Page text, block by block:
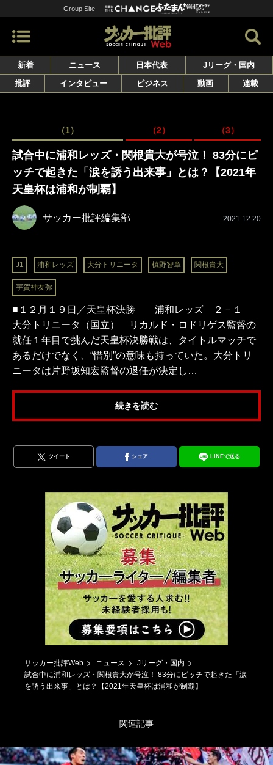
Group Site
新着 ニュース 日本代表
Jリーグ・国内
批評
インタビュー ビジネス 動画 連載
（1） （2） （3）
試合中に浦和レッズ・関根貴大が号泣！ 83分にピ
ッチで起きた「涙を誘う出来事」とは？【2021年
天皇杯は浦和が制覇】
サッカー批評編集部 2021.12.20
J1 浦和レッズ 大分トリニータ 槙野智章 関根貴大
宇賀神友弥
■１２月１９日／天皇杯決勝 浦和レッズ ２－１
大分トリニータ（国立） リカルド・ロドリゲス監督の
就任１年目で挑んだ天皇杯決勝戦は、タイトルマッチで
あるだけでなく、“惜別”の意味も持っていた。大分トリ
ニータは片野坂知宏監督の退任が決定し…
続きを読む
ツイート シェア LINEで送る
サッカー批評Web ニュース
Jリーグ・国内
試合中に浦和レッズ・関根貴大が号泣！ 83分にピッチで起きた「涙
を誘う出来事」とは？【2021年天皇杯は浦和が制覇】
関連記事